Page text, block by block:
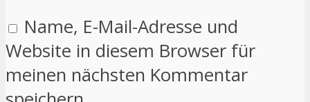
Name, E-Mail-Adresse und
Website in diesem Browser für
meinen nächsten Kommentar